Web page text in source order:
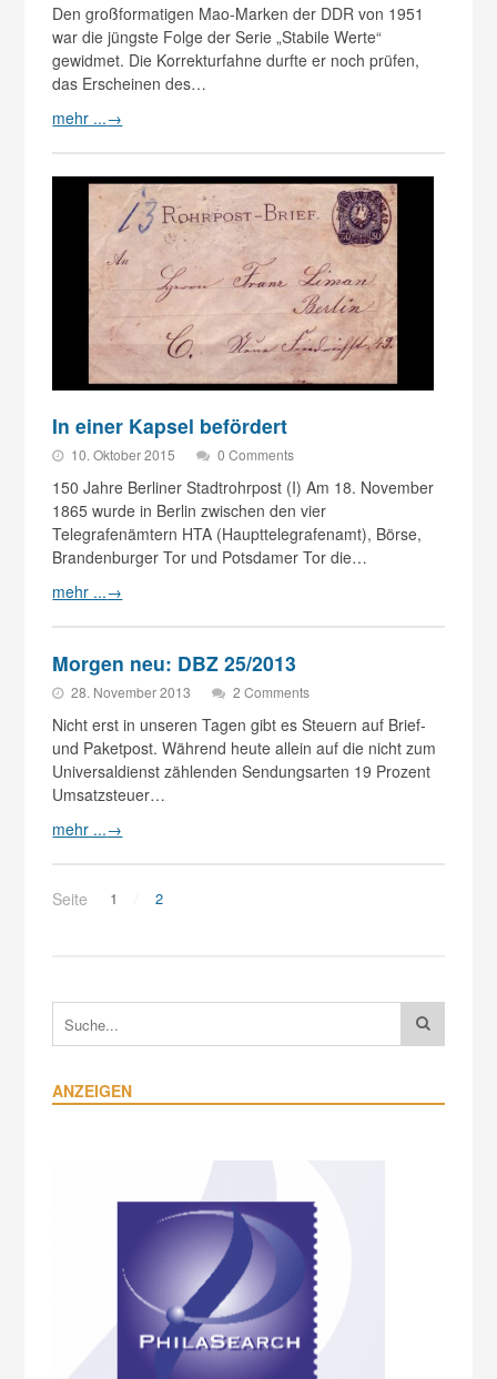
Den großformatigen Mao-Marken der DDR von 1951
war die jüngste Folge der Serie „Stabile Werte“
gewidmet. Die Korrekturfahne durfte er noch prüfen,
das Erscheinen des…
mehr ...→
In einer Kapsel befördert
10. Oktober 2015 0 Comments
150 Jahre Berliner Stadtrohrpost (I) Am 18. November
1865 wurde in Berlin zwischen den vier
Telegrafenämtern HTA (Haupttelegrafenamt), Börse,
Brandenburger Tor und Potsdamer Tor die…
mehr ...→
Morgen neu: DBZ 25/2013
28. November 2013 2 Comments
Nicht erst in unseren Tagen gibt es Steuern auf Brief-
und Paketpost. Während heute allein auf die nicht zum
Universaldienst zählenden Sendungsarten 19 Prozent
Umsatzsteuer…
mehr ...→
Seite 1 2
ANZEIGEN